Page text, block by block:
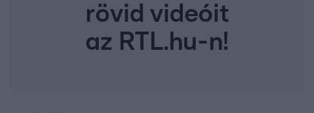
rövid videóit
az RTL.hu-n!